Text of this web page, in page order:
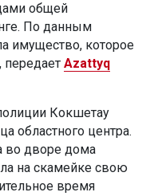
общей
По данным
имущество, которое
передает Azattyq
Кокшетау
областного центра.
во дворе дома
на скамейке свою
время